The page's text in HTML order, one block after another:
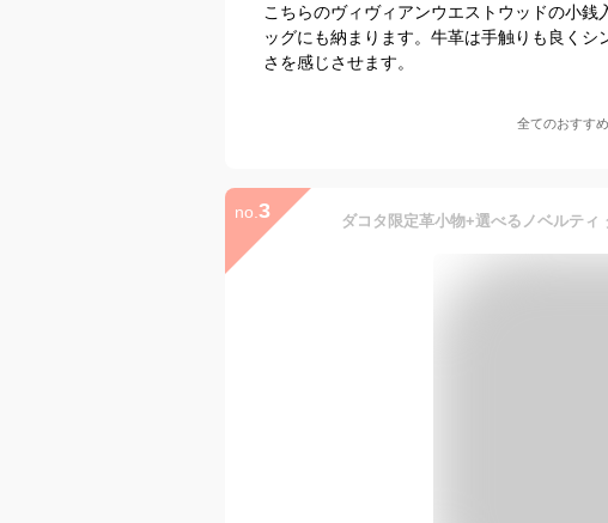
こちらのヴィヴィアンウエストウッドの小
ッグにも納まります。牛革は手触りも良く
さを感じさせます。
全てのおすす
no. 3